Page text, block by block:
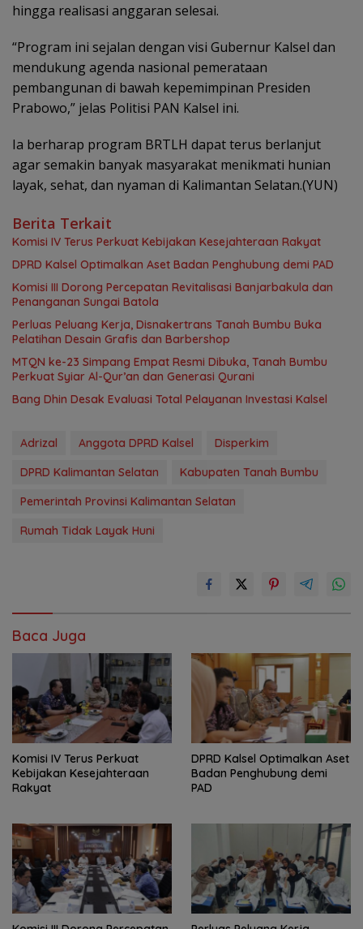
hingga realisasi anggaran selesai.
“Program ini sejalan dengan visi Gubernur Kalsel dan
mendukung agenda nasional pemerataan
pembangunan di bawah kepemimpinan Presiden
Prabowo,” jelas Politisi PAN Kalsel ini.
Ia berharap program BRTLH dapat terus berlanjut
agar semakin banyak masyarakat menikmati hunian
layak, sehat, dan nyaman di Kalimantan Selatan.(YUN)
Berita Terkait
Komisi IV Terus Perkuat Kebijakan Kesejahteraan Rakyat
‎DPRD Kalsel Optimalkan Aset Badan Penghubung demi PAD
‎Komisi III Dorong Percepatan Revitalisasi Banjarbakula dan
Penanganan Sungai Batola
Perluas Peluang Kerja, Disnakertrans Tanah Bumbu Buka
Pelatihan Desain Grafis dan Barbershop
MTQN ke-23 Simpang Empat Resmi Dibuka, Tanah Bumbu
Perkuat Syiar Al-Qur’an dan Generasi Qurani
‎Bang Dhin Desak Evaluasi Total Pelayanan Investasi Kalsel
Adrizal Anggota DPRD Kalsel
Disperkim
DPRD Kalimantan Selatan
Kabupaten Tanah Bumbu
Pemerintah Provinsi Kalimantan Selatan
Rumah Tidak Layak Huni
Baca Juga
Komisi IV Terus Perkuat
Kebijakan Kesejahteraan
Rakyat
‎DPRD Kalsel Optimalkan Aset
Badan Penghubung demi
PAD